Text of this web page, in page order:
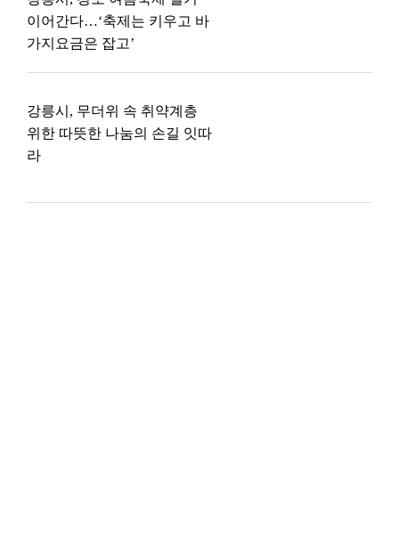
이어간다…‘축제는 키우고 바
가지요금은 잡고’
강릉시, 무더위 속 취약계층
위한 따뜻한 나눔의 손길 잇따
라